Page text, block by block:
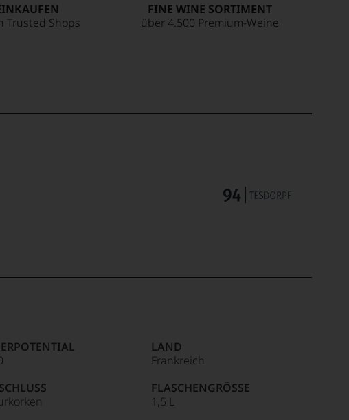
Trusted Shops
FINE WINE SORTIMENT
über 4.500 Premium-Weine
LAND
Frankreich
FLASCHENGRÖSSE
1,5 L